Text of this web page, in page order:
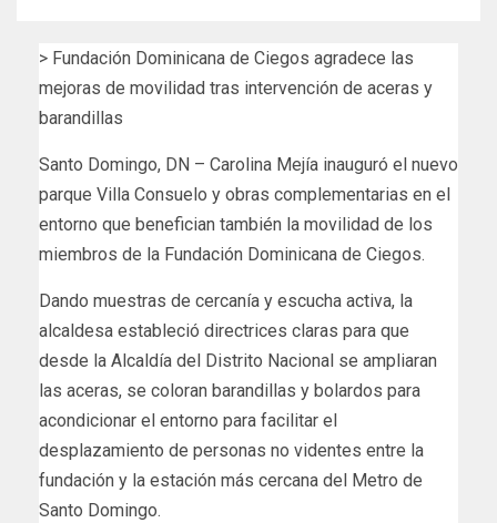
> Fundación Dominicana de Ciegos agradece las
mejoras de movilidad tras intervención de aceras y
barandillas
Santo Domingo, DN – Carolina Mejía inauguró el nuevo
parque Villa Consuelo y obras complementarias en el
entorno que benefician también la movilidad de los
miembros de la Fundación Dominicana de Ciegos.
Dando muestras de cercanía y escucha activa, la
alcaldesa estableció directrices claras para que
desde la Alcaldía del Distrito Nacional se ampliaran
las aceras, se coloran barandillas y bolardos para
acondicionar el entorno para facilitar el
desplazamiento de personas no videntes entre la
fundación y la estación más cercana del Metro de
Santo Domingo.